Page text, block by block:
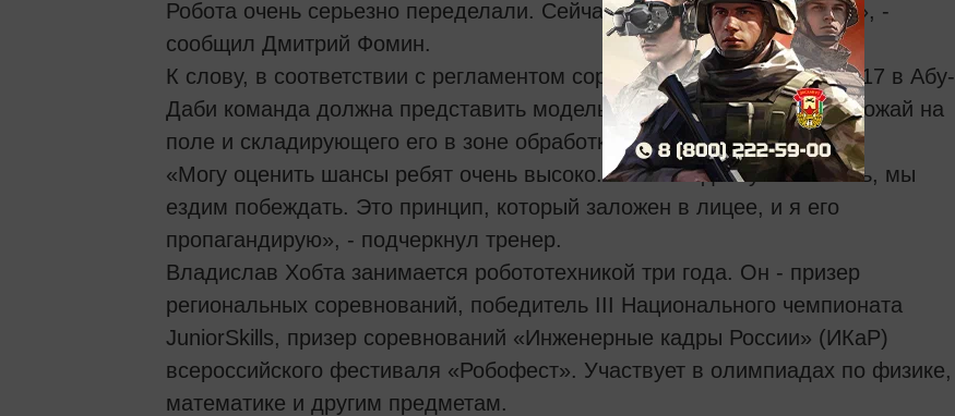
Робота очень серьезно переделали. Сейчас он у нас готов к работе», -
сообщил Дмитрий Фомин.
К слову, в соответствии с регламентом соревнований JuniorSkills-2017 в Абу-
Даби команда должна представить модель робота, собирающего урожай на
поле и складирующего его в зоне обработки.
«Могу оценить шансы ребят очень высоко. Мы не ездим участвовать, мы
ездим побеждать. Это принцип, который заложен в лицее, и я его
пропагандирую», - подчеркнул тренер.
Владислав Хобта занимается робототехникой три года. Он - призер
региональных соревнований, победитель III Национального чемпионата
JuniorSkills, призер соревнований «Инженерные кадры России» (ИКаР)
всероссийского фестиваля «Робофест». Участвует в олимпиадах по физике,
математике и другим предметам.